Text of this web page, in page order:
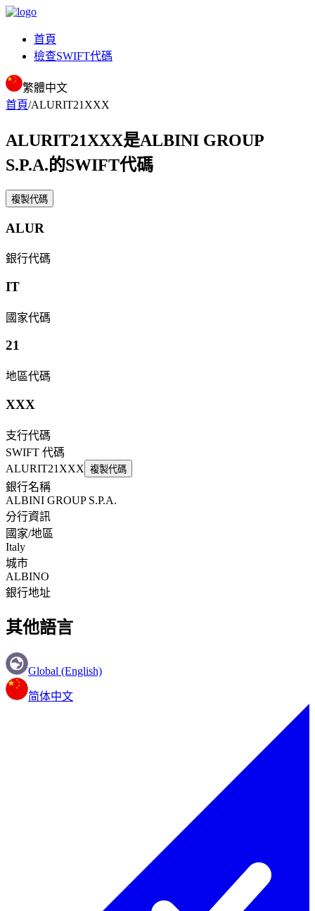
首頁
檢查SWIFT代碼
繁體中文
首頁/ALURIT21XXX
ALURIT21XXX是ALBINI GROUP
S.P.A.的SWIFT代碼
複製代碼
ALUR
銀行代碼
IT
國家代碼
21
地區代碼
XXX
支行代碼
SWIFT 代碼
ALURIT21XXX 複製代碼
銀行名稱
ALBINI GROUP S.P.A.
分行資訊
國家/地區
Italy
城市
ALBINO
銀行地址
其他語言
Global (English)
简体中文